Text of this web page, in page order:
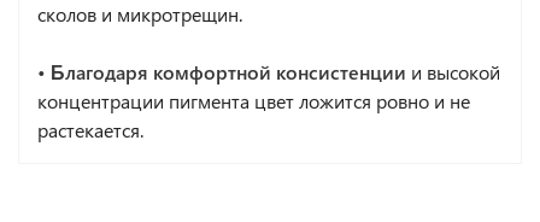
сколов и микротрещин.
• Благодаря комфортной консистенции и высокой
концентрации пигмента цвет ложится ровно и не
растекается.